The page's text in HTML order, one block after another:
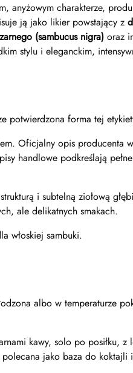
anyżowym charakterze,
ją jako likier powstający z
(sambucus nigra) oraz
stylu i eleganckim,
potwierdzona forma tej
Oficjalny opis producenta
handlowe podkreślają
i subtelną ziołową
ale delikatnych smakach.
włoskiej sambuki.
albo w temperaturze
kawy, solo po posiłku,
jako baza do